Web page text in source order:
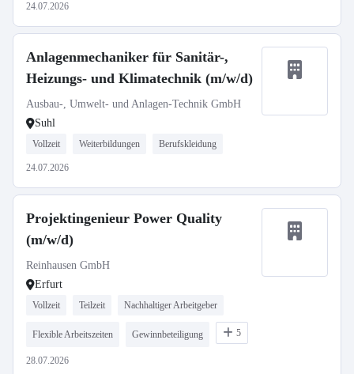
24.07.2026
Anlagenmechaniker für Sanitär-,
Heizungs- und Klimatechnik (m/w/d)
Ausbau-, Umwelt- und Anlagen-Technik GmbH
Suhl
Vollzeit Weiterbildungen Berufskleidung
24.07.2026
Projektingenieur Power Quality
(m/w/d)
Reinhausen GmbH
Erfurt
Vollzeit Teilzeit Nachhaltiger Arbeitgeber
Flexible Arbeitszeiten Gewinnbeteiligung 5
28.07.2026